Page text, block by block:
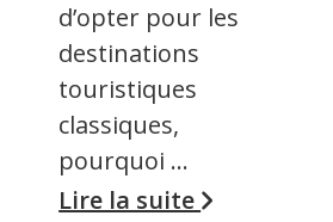
d’opter pour les
destinations
touristiques
classiques,
pourquoi …
Lire la suite